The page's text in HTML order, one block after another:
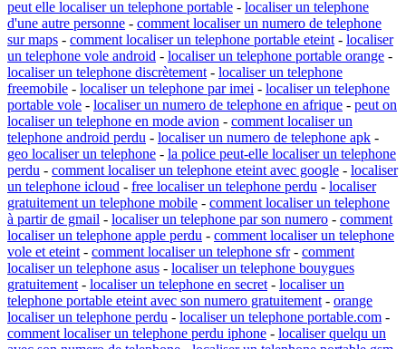
peut elle localiser un telephone portable - localiser un telephone
d'une autre personne - comment localiser un numero de telephone
sur maps - comment localiser un telephone portable eteint - localiser
un telephone vole android - localiser un telephone portable orange -
localiser un telephone discrètement - localiser un telephone
freemobile - localiser un telephone par imei - localiser un telephone
portable vole - localiser un numero de telephone en afrique - peut on
localiser un telephone en mode avion - comment localiser un
telephone android perdu - localiser un numero de telephone apk -
geo localiser un telephone - la police peut-elle localiser un telephone
perdu - comment localiser un telephone eteint avec google - localiser
un telephone icloud - free localiser un telephone perdu - localiser
gratuitement un telephone mobile - comment localiser un telephone
à partir de gmail - localiser un telephone par son numero - comment
localiser un telephone apple perdu - comment localiser un telephone
vole et eteint - comment localiser un telephone sfr- comment
localiser un telephone asus - localiser un telephone bouygues
gratuitement - localiser un telephone en secret - localiser un
telephone portable eteint avec son numero gratuitement - orange
localiser un telephone perdu - localiser un telephone portable.com -
comment localiser un telephone perdu iphone - localiser quelqu un